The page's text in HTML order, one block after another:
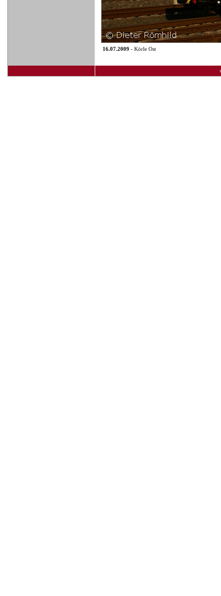
16.07.2009 - Körle Ost